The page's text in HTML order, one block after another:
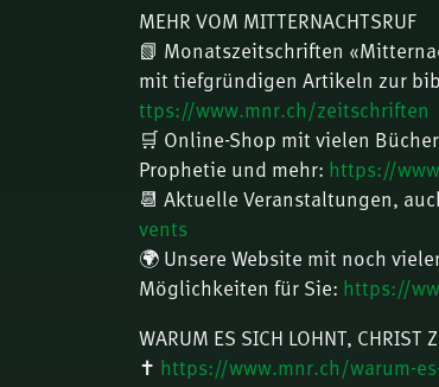
MEHR VOM MITTERNACHTSRUF
📗 Monatszeitschriften
mit tiefgründigen Artikeln zur
ttps://www.mnr.ch/zeitschriften
🛒 Online-Shop mit vielen
Prophetie und mehr: https://
📆 Aktuelle Veranstaltungen,
vents
🌍 Unsere Website mit noch
Möglichkeiten für Sie: https://
WARUM ES SICH LOHNT, CHRIST
✝️ https://www.mnr.ch/warum-